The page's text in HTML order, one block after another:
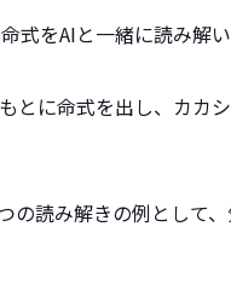
式をAIと一緒に読み解い
とに命式を出し、カカ
読み解きの例として、